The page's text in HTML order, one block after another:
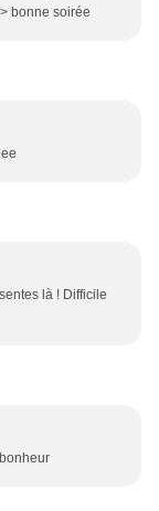
bonne soirée
là ! Difficile